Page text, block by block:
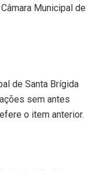
Municipal de
de Santa Brígida
sem antes
o item anterior.